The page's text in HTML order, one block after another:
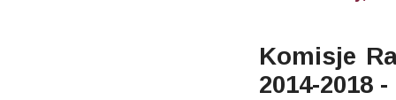
Komisje
2014-2018